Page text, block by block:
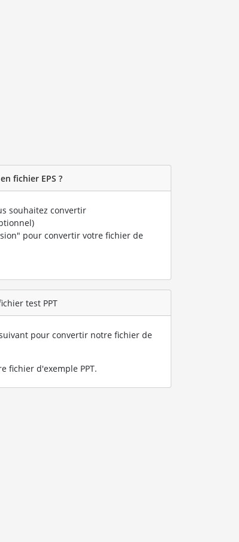
fichier EPS ?
souhaitez convertir
pour convertir votre fichier de
test PPT
pour convertir notre fichier de
fichier d'exemple PPT.